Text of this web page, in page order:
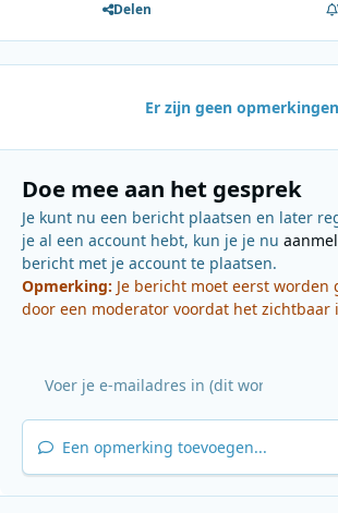
Delen
Er zijn geen
Doe mee aan het gesprek
Je kunt nu een bericht plaatsen en later
je al een account hebt, kun je je nu
bericht met je account te plaatsen.
Opmerking: Je bericht moet eerst worden
door een moderator voordat het zichtbaar
Een opmerking toevoegen...